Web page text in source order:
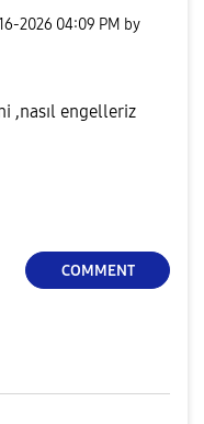
2026 04:09 PM by
,nasıl engelleriz
COMMENT